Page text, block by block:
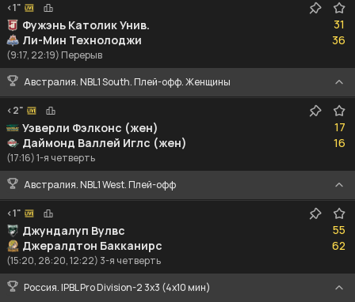
<1"
Фужэнь Католик Унив.
Ли-Мин Технолоджи
31
31
36
36
(9:17, 22:19) Перерыв
Австралия. NBL1 South. Плей-офф. Женщины
<2"
Уэверли Фэлконс (жен)
Даймонд Валлей Иглс (жен)
17
17
16
16
(17:16) 1-я четверть
Австралия. NBL1 West. Плей-офф
<1"
Джундалуп Вулвс
Джералдтон Бакканирс
55
55
62
62
(15:20, 28:20, 12:22) 3-я четверть
Россия. IPBL Pro Division-2 3x3 (4x10 мин)